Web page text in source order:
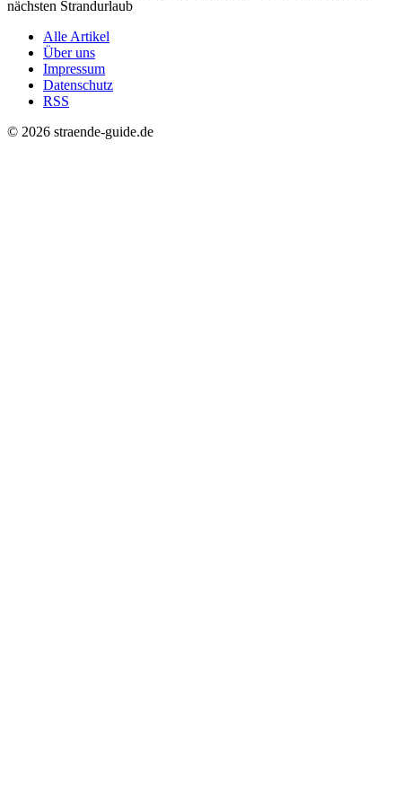
nächsten Strandurlaub
Alle Artikel
Über uns
Impressum
Datenschutz
RSS
© 2026 straende-guide.de